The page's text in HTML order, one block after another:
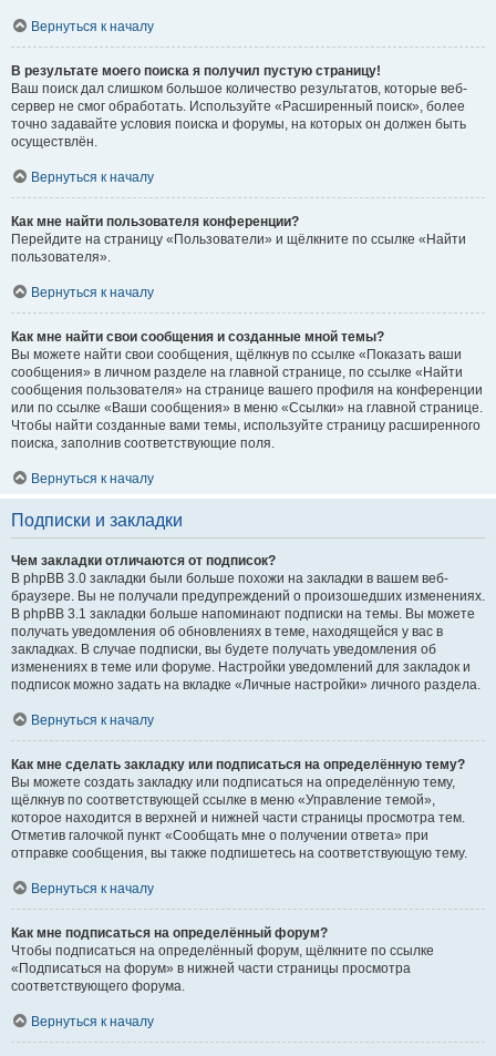
Вернуться к началу
В результате моего поиска я получил пустую страницу!
Ваш поиск дал слишком большое количество результатов, которые веб-
сервер не смог обработать. Используйте «Расширенный поиск», более
точно задавайте условия поиска и форумы, на которых он должен быть
осуществлён.
Вернуться к началу
Как мне найти пользователя конференции?
Перейдите на страницу «Пользователи» и щёлкните по ссылке «Найти
пользователя».
Вернуться к началу
Как мне найти свои сообщения и созданные мной темы?
Вы можете найти свои сообщения, щёлкнув по ссылке «Показать ваши
сообщения» в личном разделе на главной странице, по ссылке «Найти
сообщения пользователя» на странице вашего профиля на конференции
или по ссылке «Ваши сообщения» в меню «Ссылки» на главной странице.
Чтобы найти созданные вами темы, используйте страницу расширенного
поиска, заполнив соответствующие поля.
Вернуться к началу
Подписки и закладки
Чем закладки отличаются от подписок?
В phpBB 3.0 закладки были больше похожи на закладки в вашем веб-
браузере. Вы не получали предупреждений о произошедших изменениях.
В phpBB 3.1 закладки больше напоминают подписки на темы. Вы можете
получать уведомления об обновлениях в теме, находящейся у вас в
закладках. В случае подписки, вы будете получать уведомления об
изменениях в теме или форуме. Настройки уведомлений для закладок и
подписок можно задать на вкладке «Личные настройки» личного раздела.
Вернуться к началу
Как мне сделать закладку или подписаться на определённую тему?
Вы можете создать закладку или подписаться на определённую тему,
щёлкнув по соответствующей ссылке в меню «Управление темой»,
которое находится в верхней и нижней части страницы просмотра тем.
Отметив галочкой пункт «Сообщать мне о получении ответа» при
отправке сообщения, вы также подпишетесь на соответствующую тему.
Вернуться к началу
Как мне подписаться на определённый форум?
Чтобы подписаться на определённый форум, щёлкните по ссылке
«Подписаться на форум» в нижней части страницы просмотра
соответствующего форума.
Вернуться к началу